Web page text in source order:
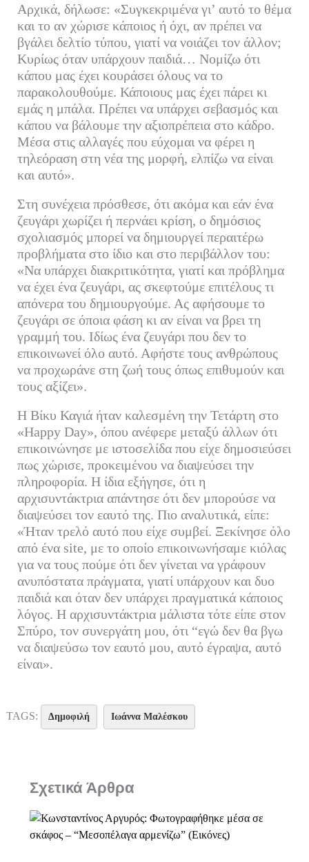
Αρχικά, δήλωσε: «Συγκεκριμένα γι’ αυτό το θέμα
και το αν χώρισε κάποιος ή όχι, αν πρέπει να
βγάλει δελτίο τύπου, γιατί να νοιάζει τον άλλον;
Κυρίως όταν υπάρχουν παιδιά… Νομίζω ότι
κάπου μας έχει κουράσει όλους να το
παρακολουθούμε. Κάποιους μας έχει πάρει κι
εμάς η μπάλα. Πρέπει να υπάρχει σεβασμός και
κάπου να βάλουμε την αξιοπρέπεια στο κάδρο.
Μέσα στις αλλαγές που εύχομαι να φέρει η
τηλεόραση στη νέα της μορφή, ελπίζω να είναι
και αυτό».
Στη συνέχεια πρόσθεσε, ότι ακόμα και εάν ένα
ζευγάρι χωρίζει ή περνάει κρίση, ο δημόσιος
σχολιασμός μπορεί να δημιουργεί περαιτέρω
προβλήματα στο ίδιο και στο περιβάλλον του:
«Να υπάρχει διακριτικότητα, γιατί και πρόβλημα
να έχει ένα ζευγάρι, ας σκεφτούμε επιτέλους τι
απόνερα του δημιουργούμε. Ας αφήσουμε το
ζευγάρι σε όποια φάση κι αν είναι να βρει τη
γραμμή του. Ιδίως ένα ζευγάρι που δεν το
επικοινωνεί όλο αυτό. Αφήστε τους ανθρώπους
να προχωράνε στη ζωή τους όπως επιθυμούν και
τους αξίζει».
Η Βίκυ Καγιά ήταν καλεσμένη την Τετάρτη στο
«Happy Day», όπου ανέφερε μεταξύ άλλων ότι
επικοινώνησε με ιστοσελίδα που είχε δημοσιεύσει
πως χώρισε, προκειμένου να διαψεύσει την
πληροφορία. Η ίδια εξήγησε, ότι η
αρχισυντάκτρια απάντησε ότι δεν μπορούσε να
διαψεύσει τον εαυτό της. Πιο αναλυτικά, είπε:
«Ήταν τρελό αυτό που είχε συμβεί. Ξεκίνησε όλο
από ένα site, με το οποίο επικοινωνήσαμε κιόλας
για να τους πούμε ότι δεν γίνεται να γράφουν
ανυπόστατα πράγματα, γιατί υπάρχουν και δυο
παιδιά και όταν δεν υπάρχει πραγματικά κάποιος
λόγος. Η αρχισυντάκτρια μάλιστα τότε είπε στον
Σπύρο, τον συνεργάτη μου, ότι “εγώ δεν θα βγω
να διαψεύσω τον εαυτό μου, αυτό έγραψα, αυτό
είναι».
TAGS: Δημοφιλή Ιωάννα Μαλέσκου
Σχετικά Άρθρα